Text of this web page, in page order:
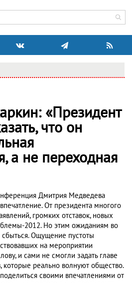
«Президент
что он
а не переходная
Дмитрия Медведева
От президента многого
громких отставок, новых
2012. Но этим ожиданиям во
Ощущение пустоты
на мероприятии
и сами не смогли задать главе
которые реально волнуют общество.
своими впечатлениями от